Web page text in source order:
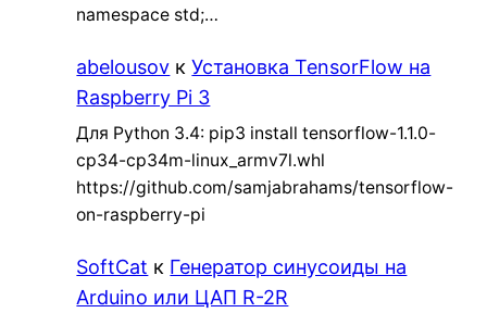
namespace std;…
abelousov кУстановка TensorFlow на
Raspberry Pi 3
Для Python 3.4: pip3 install tensorflow-1.1.0-
cp34-cp34m-linux_armv7l.whl
https://github.com/samjabrahams/tensorflow-
on-raspberry-pi
SoftCat к Генератор синусоиды на
Arduino или ЦАП R-2R